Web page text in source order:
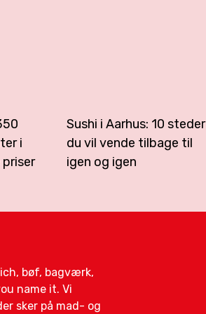
i
Sushi i Aarhus: 10 steder
du vil vende tilbage til
igen og igen
bøf, bagværk,
name it. Vi
sker på mad- og